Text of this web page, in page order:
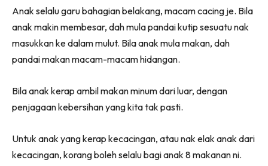
Anak selalu garu bahagian belakang, macam cacing je. Bila
anak makin membesar, dah mula pandai kutip sesuatu nak
masukkan ke dalam mulut. Bila anak mula makan, dah
pandai makan macam-macam hidangan.
Bila anak kerap ambil makan minum dari luar, dengan
penjagaan kebersihan yang kita tak pasti.
Untuk anak yang kerap kecacingan, atau nak elak anak dari
kecacingan, korang boleh selalu bagi anak 8 makanan ni.